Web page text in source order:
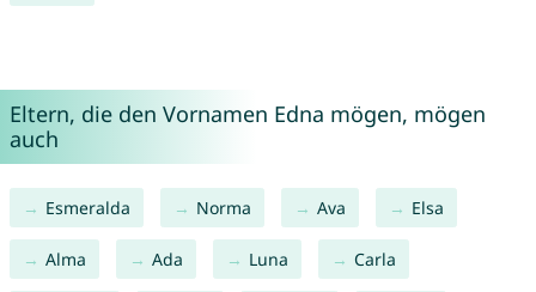
Eltern, die den Vornamen Edna mögen, mögen
auch
Esmeralda Norma Ava Elsa
Alma Ada Luna Carla